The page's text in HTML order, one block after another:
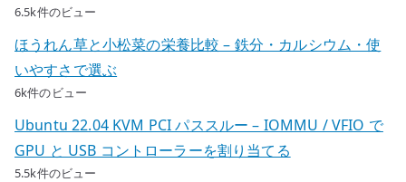
6.5k件のビュー
ほうれん草と小松菜の栄養比較 – 鉄分・カルシウム・使
いやすさで選ぶ
6k件のビュー
Ubuntu 22.04 KVM PCI パススルー – IOMMU / VFIO で
GPU と USB コントローラーを割り当てる
5.5k件のビュー